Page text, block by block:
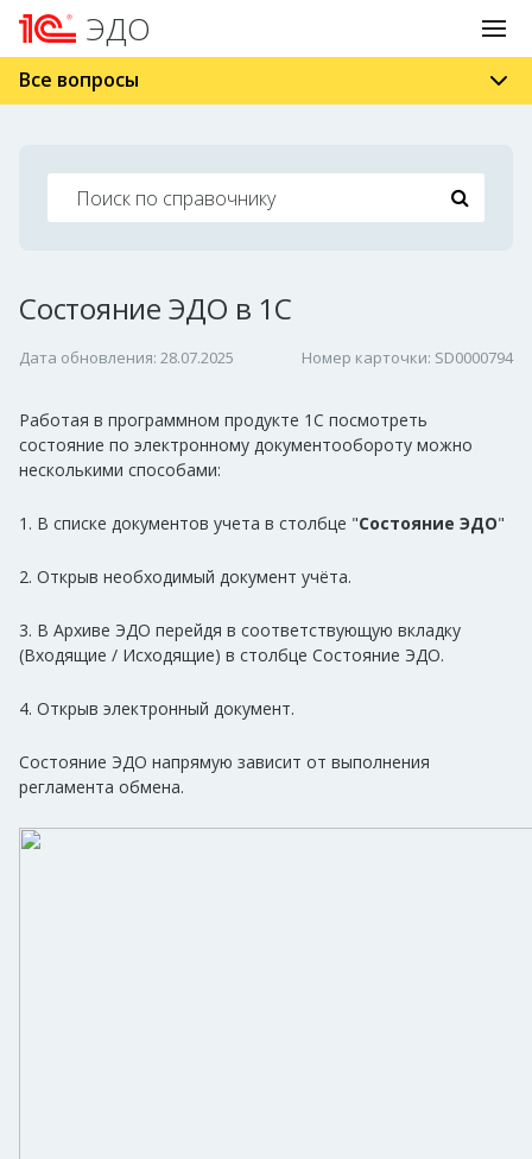
ЭДО
Все вопросы
Состояние ЭДО в 1С
Дата обновления: 28.07.2025 Номер карточки: SD0000794
Работая в программном продукте 1С посмотреть
состояние по электронному документообороту можно
несколькими способами:
1. В списке документов учета в столбце "Состояние ЭДО"
2. Открыв необходимый документ учёта.
3. В Архиве ЭДО перейдя в соответствующую вкладку
(Входящие / Исходящие) в столбце Состояние ЭДО.
4. Открыв электронный документ.
Состояние ЭДО напрямую зависит от выполнения
регламента обмена.